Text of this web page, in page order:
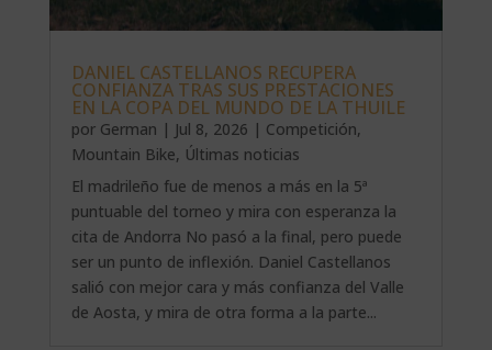
DANIEL CASTELLANOS RECUPERA
CONFIANZA TRAS SUS PRESTACIONES
EN LA COPA DEL MUNDO DE LA THUILE
por German | Jul 8, 2026 | Competición,
Mountain Bike, Últimas noticias
El madrileño fue de menos a más en la 5ª
puntuable del torneo y mira con esperanza la
cita de Andorra No pasó a la final, pero puede
ser un punto de inflexión. Daniel Castellanos
salió con mejor cara y más confianza del Valle
de Aosta, y mira de otra forma a la parte...